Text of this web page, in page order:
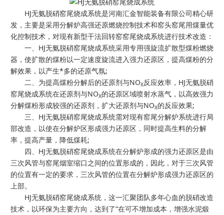
HJ无氨脱硝窑尾烧成系统是河南汇金智能装备有限公司精心研
发，主要是采用分解炉高强还原燃烧控制技术和窑头窑尾用煤量优
化控制技术，对现有新型干法回转窑窑尾烧成系统进行技术改造：
一、HJ无氨脱硝窑尾烧成系统采用专用强旋流扩散型煤粉燃烧
器，使扩散的煤粉以一定速度旋流进入强力还原区，提高煤粉的分
解效果，以产生*多的还原气氛;
二、为提高煤粉分解后的还原剂与NOX反应效率，HJ无氨脱硝
窑尾烧成系统在还原剂与NOX的还原区域喷射水蒸气，以高效强力
分解煤粉形成较强的还原剂，扩大还原剂与NOX的反应效果;
三、HJ无氨脱硝窑尾烧成系统需对现有窑尾分解炉系统进行局
部改造，以使在分解炉区形成强力还原区，同时提高生料的分解
率，提高产量，降低煤耗;
四、HJ无氨脱硝窑尾烧成系统在分解炉形成的强力还原区是由
三次风管与窑尾烟室缩口之间的位置形成的，因此，对于三次风管
的位置有一定的要求，三次风管的位置在分解炉形成强力还原区的
上部。
HJ无氨脱硝窑尾烧成系统，这一汇聚团队多年心血的脱硝改造
技术，以环保为主要方向，达到了“在可不增加成本，增强水泥煅